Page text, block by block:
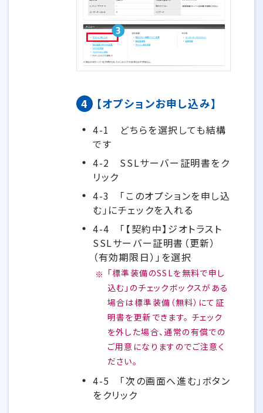
4 【オプションお申し込み】
4-1
どちらを選択しても結構
です
4-2 SSLサーバー証明書をク
リック
4-3
「このオプションを申し込
む」にチェックを入れる
4-4 「【契約中】ジオトラスト
SSLサーバー証明書（更新）
（有効期限日）」を選択
「標準装備のSSLを無料で申し
込む」のチェックボックスがある
場合は標準装備（無料）にて証
明書を更新できます。 チェック
を外した場合、通常の有償での
ご用意になりますのでご注意く
ださい。
4-5
「次の画面へ進む」ボタン
をクリック